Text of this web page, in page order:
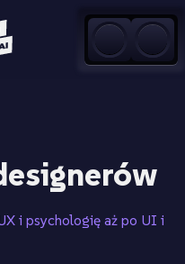
i psychologię aż po UI i